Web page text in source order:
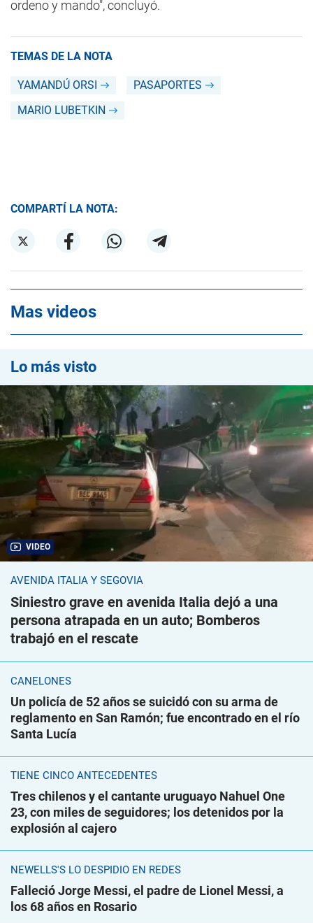
ordeno y mando", concluyó.
TEMAS DE LA NOTA
YAMANDÚ ORSI
PASAPORTES
MARIO LUBETKIN
COMPARTÍ LA NOTA:
Mas videos
Lo más visto
VIDEO
AVENIDA ITALIA Y SEGOVIA
Siniestro grave en avenida Italia dejó a una
persona atrapada en un auto; Bomberos
trabajó en el rescate
CANELONES
Un policía de 52 años se suicidó con su arma de
reglamento en San Ramón; fue encontrado en el río
Santa Lucía
TIENE CINCO ANTECEDENTES
Tres chilenos y el cantante uruguayo Nahuel One
23, con miles de seguidores; los detenidos por la
explosión al cajero
NEWELLS'S LO DESPIDIÓ EN REDES
Falleció Jorge Messi, el padre de Lionel Messi, a
los 68 años en Rosario